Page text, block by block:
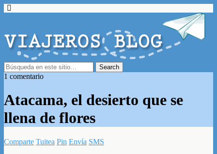
1 comentario
Atacama, el desierto que se
llena de flores
Comparte Tuitea Pin Envía SMS